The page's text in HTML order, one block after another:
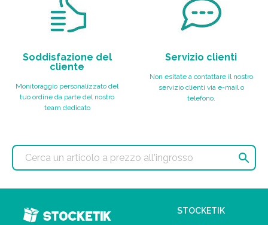
Soddisfazione del
cliente
Monitoraggio personalizzato del
tuo ordine da parte del nostro
team dedicato
Servizio clienti
Non esitate a contattare il nostro
servizio clienti via e-mail o
telefono.

STOCKETIK